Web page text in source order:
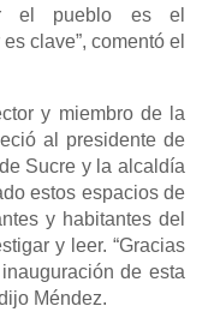
el pueblo es el
clave”, comentó el
y miembro de la
al presidente de
Sucre y la alcaldía
estos espacios de
y habitantes del
y leer. “Gracias
de esta
Méndez.